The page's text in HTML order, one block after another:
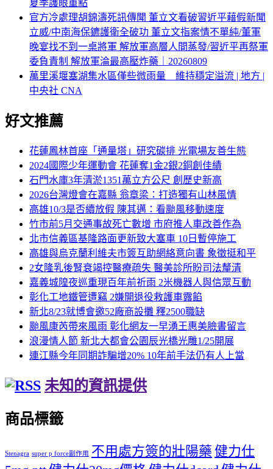
夏季護眼重點
官方冷處理胡錦濤死訊傳聞 董立文看破習近平藉假新聞
立威/中南海保鑣護衛全破功 董立文指案情不單純/董軍
晚宴找不到一桌將軍 解放軍高層人間蒸發/習近平再祭軍
委負責制 解放軍淪最高壓炸藥｜20260809
萬里溪堰塞湖集水區僅些微雨量 維持穩定溢流 | 地方 |
中央社 CNA
好文推薦
花蓮鳳林首座「通量塔」研究碳排 光電場友善生態
2024國際少年運動會 花蓮奪1金2銀2銅創佳績
石門水庫3年清淤1351萬立方公尺 創歷史新高
2026台灣燈會在嘉縣 翁章梁：打造獨有山林風情
高雄10/3是否續放假 陳其邁：看颱風移動速度
竹市前5月交通事故死亡數增 市府推人車改善作為
北市信義區基隆路面更新致大塞車 10日暫停施工
高雄與烏克蘭利維夫市簽互助網絡意向書 象徵挺和平
2女隆乳後腎衰竭控醫療疏失 醫美診所盼司法釐清
嘉義城隍夜巡重現百年前祈雨 2米機器人與信眾互動
彰化工地鐵管遭竊 2嫌開退役救護車露餡
新北8/23就博會邀52廠商設攤 釋2500職缺
颱風康芮帶來風雨 彰化網友一早湧王惠美臉書留言
浪漫情人節 新北大都會公園辰光橋光雕1/25開展
連江縣今年同期詐騙增20% 10年前手法仍有人上當
未知的資訊提供
商品標籤
Stenagra super p force副作用 不用處方簽的壯陽藥 健力仕